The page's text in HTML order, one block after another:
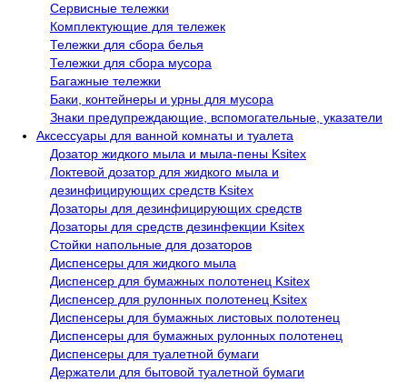
Сервисные тележки
Комплектующие для тележек
Тележки для сбора белья
Тележки для сбора мусора
Багажные тележки
Баки, контейнеры и урны для мусора
Знаки предупреждающие, вспомогательные, указатели
Аксессуары для ванной комнаты и туалета
Дозатор жидкого мыла и мыла-пены Ksitex
Локтевой дозатор для жидкого мыла и
дезинфицирующих средств Ksitex
Дозаторы для дезинфицирующих средств
Дозаторы для средств дезинфекции Ksitex
Стойки напольные для дозаторов
Диспенсеры для жидкого мыла
Диспенсер для бумажных полотенец Ksitex
Диспенсер для рулонных полотенец Ksitex
Диспенсеры для бумажных листовых полотенец
Диспенсеры для бумажных рулонных полотенец
Диспенсеры для туалетной бумаги
Держатели для бытовой туалетной бумаги